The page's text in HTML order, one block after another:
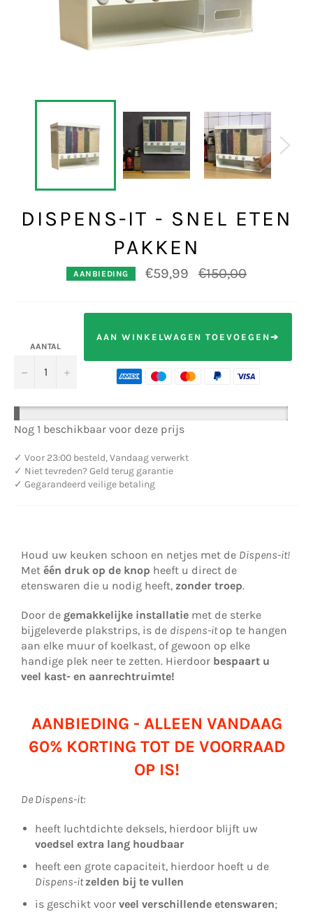
DISPENS-IT - SNEL ETEN
PAKKEN
AANBIEDING €59,99
Normale
prijs
€150,00
AANTAL
− +
AAN WINKELWAGEN TOEVOEGEN➔
Nog 1 beschikbaar voor deze prijs
✓ Voor 23:00 besteld, Vandaag verwerkt
✓ Niet tevreden? Geld terug garantie
✓ Gegarandeerd veilige betaling
Houd uw keuken schoon en netjes met de Dispens-it!
Met één druk op de knop heeft u direct de
etenswaren die u nodig heeft, zonder troep.
Door de gemakkelijke installatie met de sterke
bijgeleverde plakstrips, is de dispens-itop te hangen
aan elke muur of koelkast, of gewoon op elke
handige plek neer te zetten. Hierdoor bespaart u
veel kast- en aanrechtruimte!
AANBIEDING - ALLEEN VANDAAG
60% KORTING TOT DE VOORRAAD
OP IS!
De Dispens-it:
heeft luchtdichte deksels, hierdoor blijft uw
voedsel extra lang houdbaar
heeft een grote capaciteit, hierdoor hoeft u de
Dispens-itzelden bij te vullen
is geschikt voor veel verschillende etenswaren;